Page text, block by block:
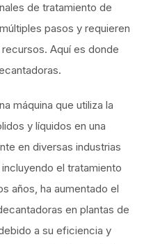
de tratamiento de
pasos y requieren
Aquí es donde
máquina que utiliza la
y líquidos en una
en diversas industrias
el tratamiento
años, ha aumentado el
en plantas de
a su eficiencia y